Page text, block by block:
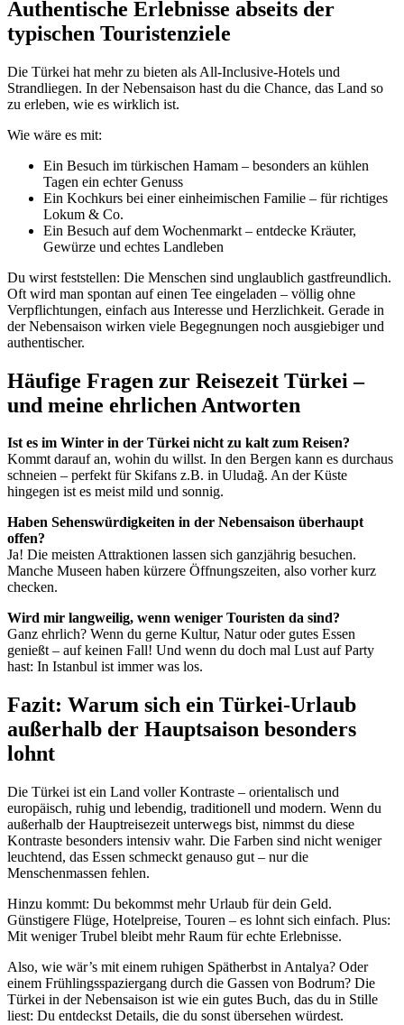
Authentische Erlebnisse abseits der
typischen Touristenziele
Die Türkei hat mehr zu bieten als All-Inclusive-Hotels und
Strandliegen. In der Nebensaison hast du die Chance, das Land so
zu erleben, wie es wirklich ist.
Wie wäre es mit:
Ein Besuch im türkischen Hamam – besonders an kühlen
Tagen ein echter Genuss
Ein Kochkurs bei einer einheimischen Familie – für richtiges
Lokum & Co.
Ein Besuch auf dem Wochenmarkt – entdecke Kräuter,
Gewürze und echtes Landleben
Du wirst feststellen: Die Menschen sind unglaublich gastfreundlich.
Oft wird man spontan auf einen Tee eingeladen – völlig ohne
Verpflichtungen, einfach aus Interesse und Herzlichkeit. Gerade in
der Nebensaison wirken viele Begegnungen noch ausgiebiger und
authentischer.
Häufige Fragen zur Reisezeit Türkei –
und meine ehrlichen Antworten
Ist es im Winter in der Türkei nicht zu kalt zum Reisen?
Kommt darauf an, wohin du willst. In den Bergen kann es durchaus
schneien – perfekt für Skifans z.B. in Uludağ. An der Küste
hingegen ist es meist mild und sonnig.
Haben Sehenswürdigkeiten in der Nebensaison überhaupt
offen?
Ja! Die meisten Attraktionen lassen sich ganzjährig besuchen.
Manche Museen haben kürzere Öffnungszeiten, also vorher kurz
checken.
Wird mir langweilig, wenn weniger Touristen da sind?
Ganz ehrlich? Wenn du gerne Kultur, Natur oder gutes Essen
genießt – auf keinen Fall! Und wenn du doch mal Lust auf Party
hast: In Istanbul ist immer was los.
Fazit: Warum sich ein Türkei-Urlaub
außerhalb der Hauptsaison besonders
lohnt
Die Türkei ist ein Land voller Kontraste – orientalisch und
europäisch, ruhig und lebendig, traditionell und modern. Wenn du
außerhalb der Hauptreisezeit unterwegs bist, nimmst du diese
Kontraste besonders intensiv wahr. Die Farben sind nicht weniger
leuchtend, das Essen schmeckt genauso gut – nur die
Menschenmassen fehlen.
Hinzu kommt: Du bekommst mehr Urlaub für dein Geld.
Günstigere Flüge, Hotelpreise, Touren – es lohnt sich einfach. Plus:
Mit weniger Trubel bleibt mehr Raum für echte Erlebnisse.
Also, wie wär’s mit einem ruhigen Spätherbst in Antalya? Oder
einem Frühlingsspaziergang durch die Gassen von Bodrum? Die
Türkei in der Nebensaison ist wie ein gutes Buch, das du in Stille
liest: Du entdeckst Details, die du sonst übersehen würdest.